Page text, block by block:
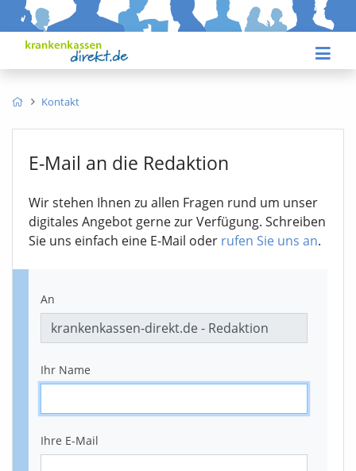
Kontakt
E-Mail an die Redaktion
Wir stehen Ihnen zu allen Fragen rund um unser
digitales Angebot gerne zur Verfügung. Schreiben
Sie uns einfach eine E-Mail oder rufen Sie uns an.
An
Ihr Name
Ihre E-Mail